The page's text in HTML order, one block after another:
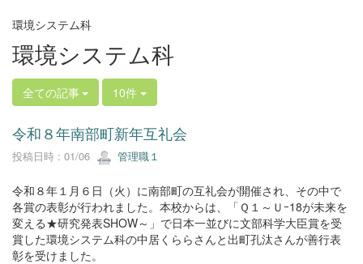
環境システム科
環境システム科
全ての記事 10件
令和８年南部町新年互礼会
投稿日時 : 01/06 管理職１
令和８年１月６日（火）に南部町の互礼会が開催され、その中で
各賞の表彰が行われました。本校からは、「Ｑ１～Ｕｰ18が未来を
変える★研究発表SHOW～」で日本一並びに文部科学大臣賞を受
賞した環境システム科の中居くららさんと出町孔汰さんが善行表
彰を受けました。